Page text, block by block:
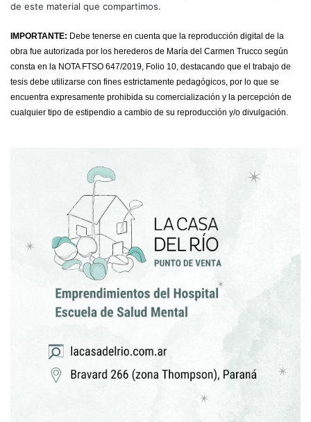
de este material que compartimos.
IMPORTANTE: Debe tenerse en cuenta que la reproducción digital de la
obra fue autorizada por los herederos de María del Carmen Trucco según
consta en la NOTA FTSO 647/2019, Folio 10, destacando que el trabajo de
tesis debe utilizarse con fines estrictamente pedagógicos, por lo que se
encuentra expresamente prohibida su comercialización y la percepción de
cualquier tipo de estipendio a cambio de su reproducción y/o divulgación.